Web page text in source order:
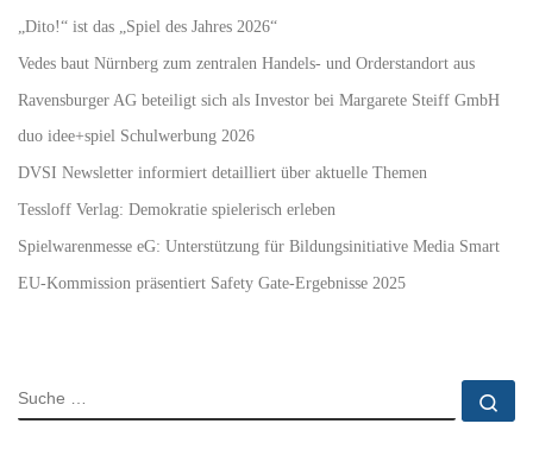
„Dito!“ ist das „Spiel des Jahres 2026“
Vedes baut Nürnberg zum zentralen Handels- und Orderstandort aus
Ravensburger AG beteiligt sich als Investor bei Margarete Steiff GmbH
duo idee+spiel Schulwerbung 2026
DVSI Newsletter informiert detailliert über aktuelle Themen
Tessloff Verlag: Demokratie spielerisch erleben
Spielwarenmesse eG: Unterstützung für Bildungsinitiative Media Smart
EU-Kommission präsentiert Safety Gate-Ergebnisse 2025
SUCHE